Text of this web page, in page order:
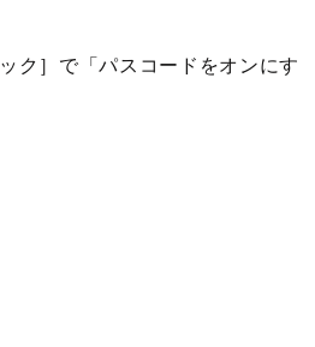
ク］で「パスコードをオンにす